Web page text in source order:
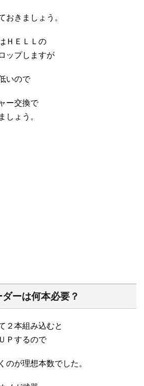
おきましょう。
ＨＥＬＬの
ップしますが
いので
ー交換で
しょう。
ーは何本必要？
２本組み込むと
Ｐするので
のが理想本数でした。